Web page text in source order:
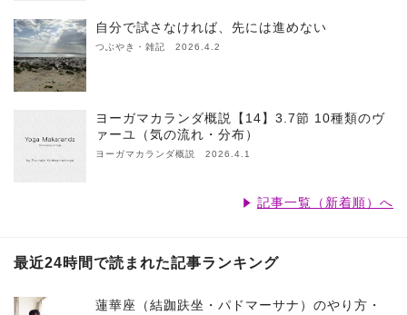
自分で試さなければ、先には進めない
つぶやき・雑記 2026.4.2
ヨーガマカランダ概説【14】3.7節 10種類のヴ
ァーユ（気の流れ・分布）
ヨーガマカランダ概説 2026.4.1
記事一覧（新着順）へ
最近24時間で読まれた記事ランキング
蓮華座（結跏趺坐・パドマーサナ）のやり方・